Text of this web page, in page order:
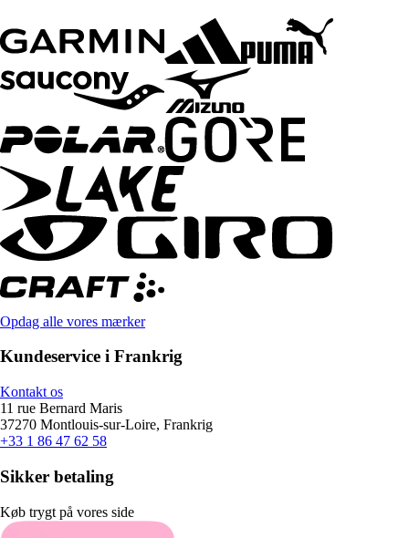
Opdag alle vores mærker
Kundeservice i Frankrig
Kontakt os
11 rue Bernard Maris
37270 Montlouis-sur-Loire, Frankrig
+33 1 86 47 62 58
Sikker betaling
Køb trygt på vores side